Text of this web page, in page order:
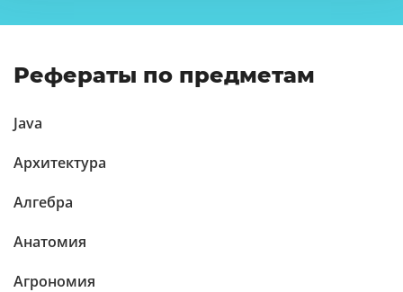
Рефераты по предметам
Java
Архитектура
Алгебра
Анатомия
Агрономия